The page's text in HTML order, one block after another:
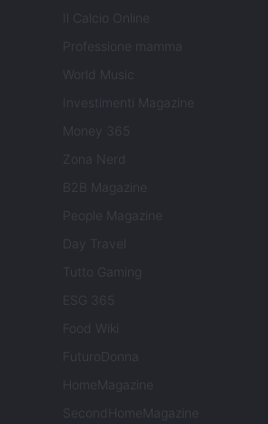
Il Calcio Online
Professione mamma
World Music
Investimenti Magazine
Money 365
Zona Nerd
B2B Magazine
People Magazine
Day Travel
Tutto Gaming
ESG 365
Food Wiki
FuturoDonna
HomeMagazine
SecondHomeMagazine